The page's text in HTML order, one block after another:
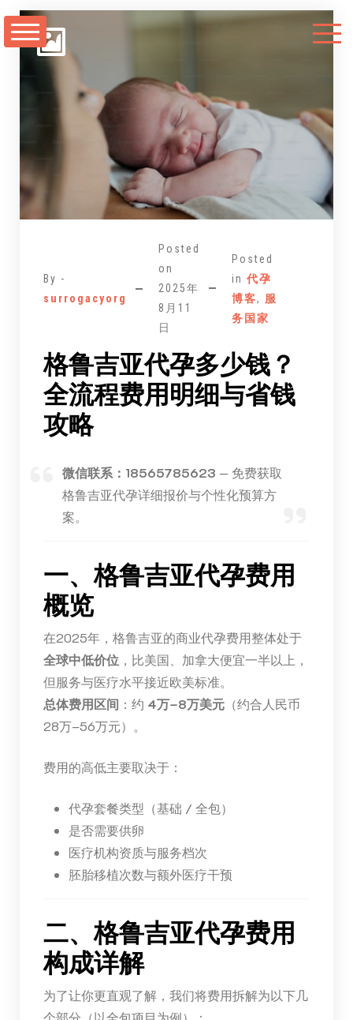
至
By -
surrogacyorg
Posted
on
2025年
8月11
日
Posted
in 代孕
博客, 服
务国家
格鲁吉亚代孕多少钱？
全流程费用明细与省钱
攻略
微信联系：18565785623 — 免费获取
格鲁吉亚代孕详细报价与个性化预算方
案。
一、格鲁吉亚代孕费用
概览
在2025年，格鲁吉亚的商业代孕费用整体处于
全球中低价位，比美国、加拿大便宜一半以上，
但服务与医疗水平接近欧美标准。
总体费用区间 ：约 4万–8万美元（约合人民币
28万–56万元）。
费用的高低主要取决于：
代孕套餐类型（基础 / 全包）
是否需要供卵
医疗机构资质与服务档次
胚胎移植次数与额外医疗干预
二、格鲁吉亚代孕费用
构成详解
为了让你更直观了解，我们将费用拆解为以下几